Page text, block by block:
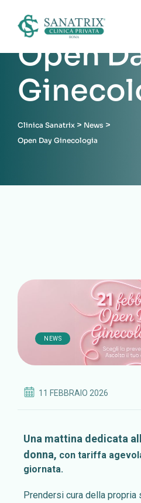
Open
Clinica Sanatrix > News >
Open Day Ginecologia
NEWS
11 FEBBRAIO 2026
Una mattina dedicata
donna, con tariffa
giornata.
Prendersi cura della propria